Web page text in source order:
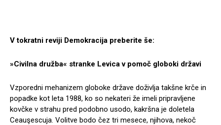
V tokratni reviji Demokracija preberite še:
»Civilna družba« stranke Levica v pomoč globoki državi
Vzporedni mehanizem globoke države doživlja takšne krče in
popadke kot leta 1988, ko so nekateri že imeli pripravljene
kovčke v strahu pred podobno usodo, kakršna je doletela
Ceauşescuja. Volitve bodo čez tri mesece, njihova, nekoč